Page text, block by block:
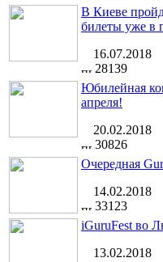
В Киеве
билеты уже в
16.07.2018
28139
Юбилейная
апреля!
20.02.2018
30826
Очередная
14.02.2018
33123
iGuruFest во
13.02.2018